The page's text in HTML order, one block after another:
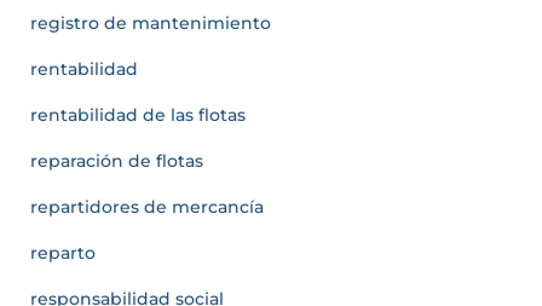
registro de mantenimiento
rentabilidad
rentabilidad de las flotas
reparación de flotas
repartidores de mercancía
reparto
responsabilidad social